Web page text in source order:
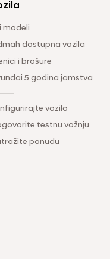
modeli
dostupna vozila
i brošure
5 godina jamstva
vozilo
testnu vožnju
ponudu